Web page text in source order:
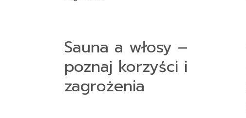
Sauna a włosy –
poznaj korzyści i
zagrożenia